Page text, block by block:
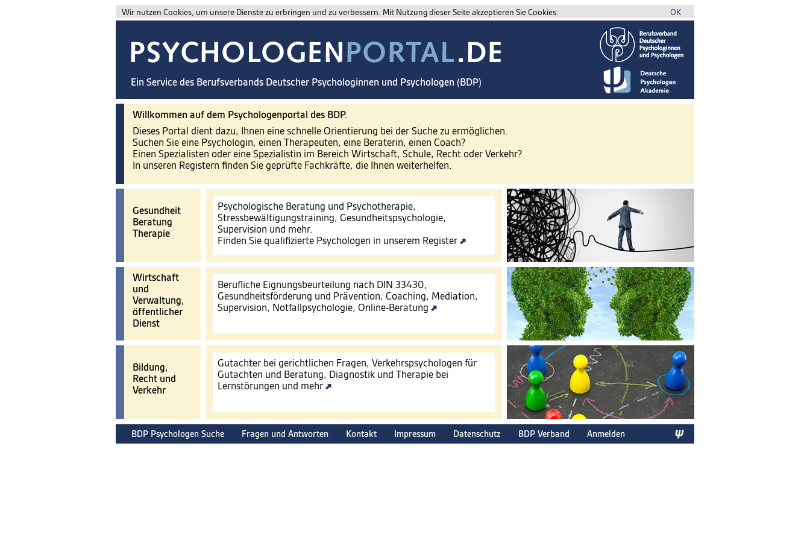
Wir nutzen Cookies, um unsere Dienste zu erbringen und zu verbessern. Mit Nutzung dieser Seite akzeptieren Sie Cookies. OK
Ein Service des Berufsverbands Deutscher Psychologinnen und Psychologen (BDP)
Willkommen auf dem Psychologenportal des BDP.
Dieses Portal dient dazu, Ihnen eine schnelle Orientierung bei der Suche zu ermöglichen.
Suchen Sie eine Psychologin, einen Therapeuten, eine Beraterin, einen Coach?
Einen Spezialisten oder eine Spezialistin im Bereich Wirtschaft, Schule, Recht oder Verkehr?
In unseren Registern finden Sie geprüfte Fachkräfte, die Ihnen weiterhelfen.
Gesundheit
Beratung
Therapie
Psychologische Beratung und Psychotherapie,
Stressbewältigungstraining, Gesundheitspsychologie,
Supervision und mehr.
Finden Sie qualifizierte Psychologen in unserem Register
Wirtschaft
und
Verwaltung,
öffentlicher
Dienst
Berufliche Eignungsbeurteilung nach DIN 33430,
Gesundheitsförderung und Prävention, Coaching, Mediation,
Supervision, Notfallpsychologie, Online-Beratung
Bildung,
Recht und
Verkehr
Gutachter bei gerichtlichen Fragen, Verkehrspsychologen für
Gutachten und Beratung, Diagnostik und Therapie bei
Lernstörungen und mehr
BDP Psychologen Suche Fragen und Antworten Kontakt Impressum Datenschutz BDP Verband Anmelden